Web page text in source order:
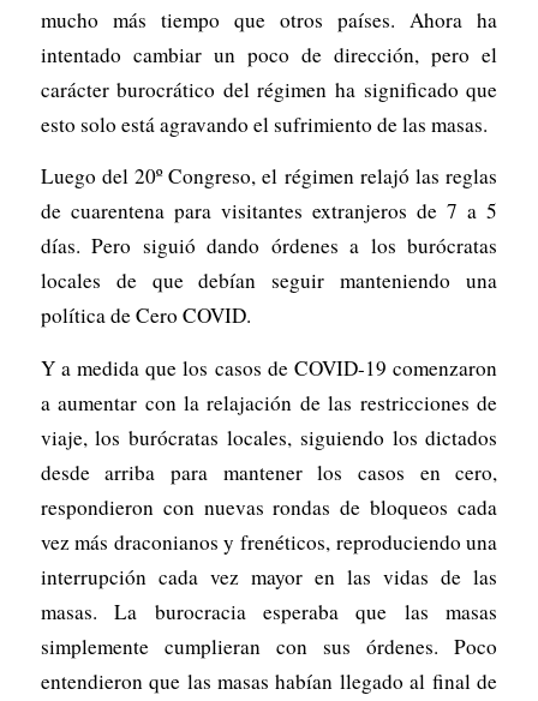
mucho más tiempo que otros países. Ahora ha
intentado cambiar un poco de dirección, pero el
carácter burocrático del régimen ha significado que
esto solo está agravando el sufrimiento de las masas.
Luego del 20º Congreso, el régimen relajó las reglas
de cuarentena para visitantes extranjeros de 7 a 5
días. Pero siguió dando órdenes a los burócratas
locales de que debían seguir manteniendo una
política de Cero COVID.
Y a medida que los casos de COVID-19 comenzaron
a aumentar con la relajación de las restricciones de
viaje, los burócratas locales, siguiendo los dictados
desde arriba para mantener los casos en cero,
respondieron con nuevas rondas de bloqueos cada
vez más draconianos y frenéticos, reproduciendo una
interrupción cada vez mayor en las vidas de las
masas. La burocracia esperaba que las masas
simplemente cumplieran con sus órdenes. Poco
entendieron que las masas habían llegado al final de